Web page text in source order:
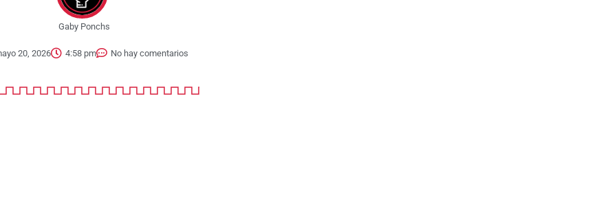
Gaby Ponchs
20, 2026 4:58 pm No hay comentarios